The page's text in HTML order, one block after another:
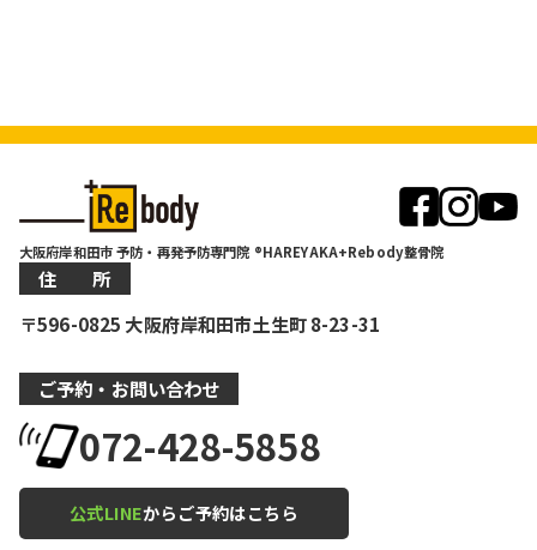
大阪府岸和田市 予防・再発予防専門院 ®HAREYAKA+Rebody整骨院
住 所
〒596-0825 大阪府岸和田市土生町 8-23-31
ご予約・お問い合わせ
072-428-5858
公式LINEからご予約はこちら